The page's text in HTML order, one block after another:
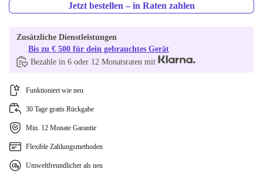
Jetzt bestellen – in Raten zahlen
Zusätzliche Dienstleistungen
Bis zu € 500 für dein gebrauchtes Gerät
Bezahle in 6 oder 12 Monatsraten mit
Funktioniert wie neu
30 Tage gratis Rückgabe
Min. 12 Monate Garantie
Flexible Zahlungsmethoden
Umweltfreundlicher als neu